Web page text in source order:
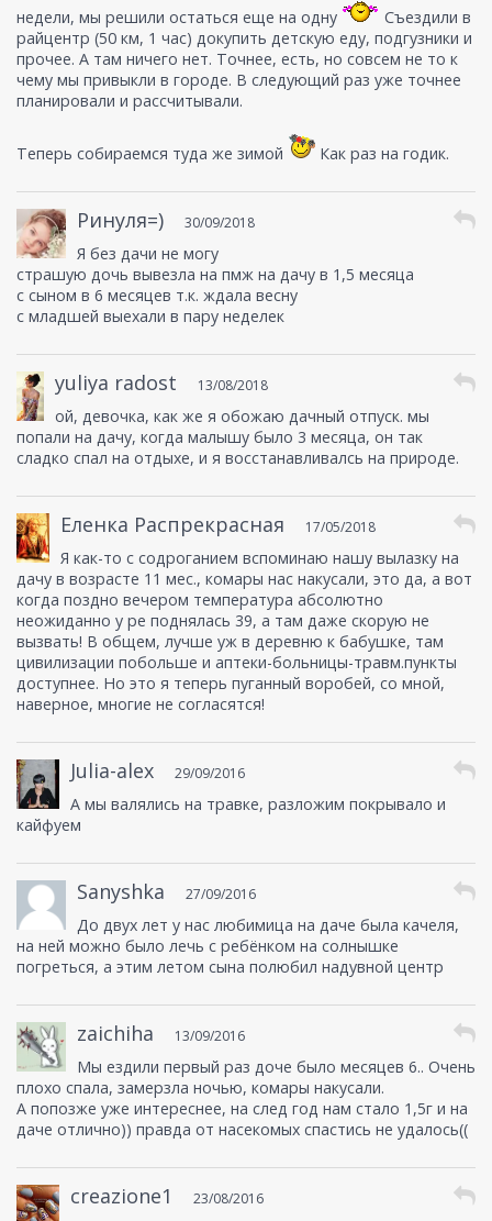
недели, мы решили остаться еще на одну
Съездили в
райцентр (50 км, 1 час) докупить детскую еду, подгузники и
прочее. А там ничего нет. Точнее, есть, но совсем не то к
чему мы привыкли в городе. В следующий раз уже точнее
планировали и рассчитывали.
Теперь собираемся туда же зимой Как раз на годик.
Ринуля=) 30/09/2018
Я без дачи не могу
страшую дочь вывезла на пмж на дачу в 1,5 месяца
с сыном в 6 месяцев т.к. ждала весну
с младшей выехали в пару неделек
yuliya radost 13/08/2018
ой, девочка, как же я обожаю дачный отпуск. мы
попали на дачу, когда малышу было 3 месяца, он так
сладко спал на отдыхе, и я восстанавливалсь на природе.
Еленка Распрекрасная 17/05/2018
Я как-то с содроганием вспоминаю нашу вылазку на
дачу в возрасте 11 мес., комары нас накусали, это да, а вот
когда поздно вечером температура абсолютно
неожиданно у ре поднялась 39, а там даже скорую не
вызвать! В общем, лучше уж в деревню к бабушке, там
цивилизации побольше и аптеки-больницы-травм.пункты
доступнее. Но это я теперь пуганный воробей, со мной,
наверное, многие не согласятся!
Julia-alex 29/09/2016
А мы валялись на травке, разложим покрывало и
кайфуем
Sanyshka 27/09/2016
До двух лет у нас любимица на даче была качеля,
на ней можно было лечь с ребёнком на солнышке
погреться, а этим летом сына полюбил надувной центр
zaichiha 13/09/2016
Мы ездили первый раз доче было месяцев 6.. Очень
плохо спала, замерзла ночью, комары накусали.
А попозже уже интереснее, на след год нам стало 1,5г и на
даче отлично)) правда от насекомых спастись не удалось((
creazione1 23/08/2016